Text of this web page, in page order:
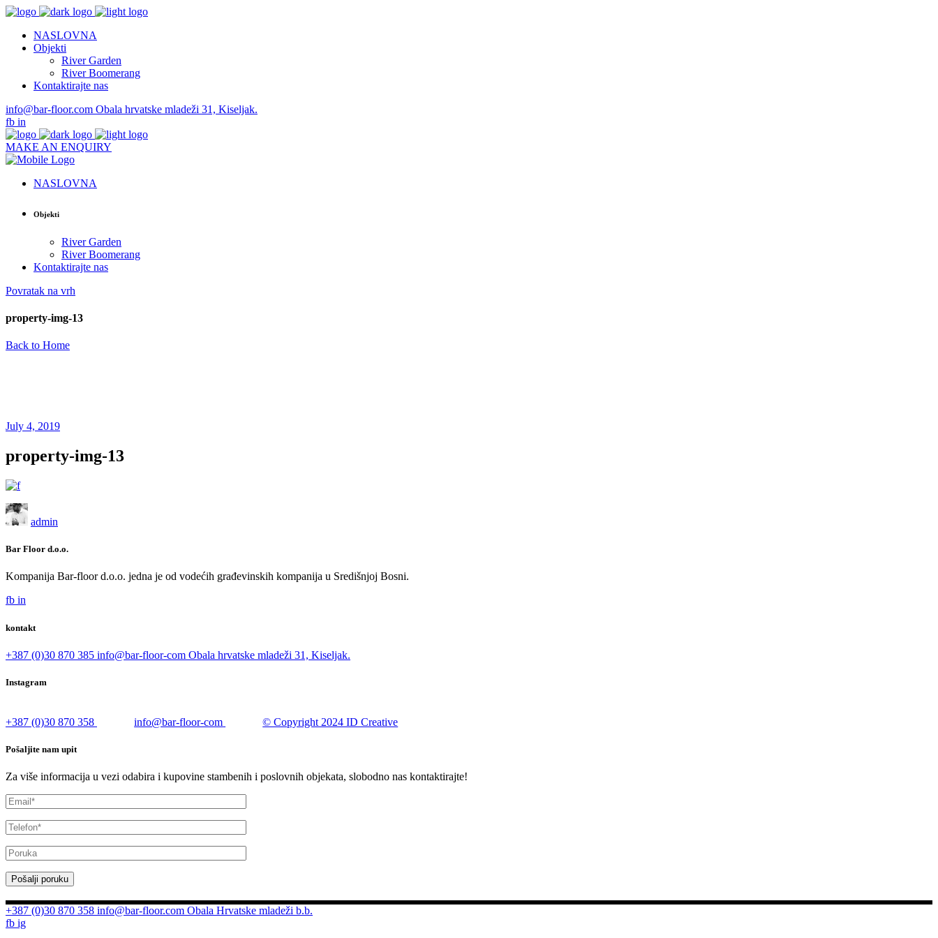
NASLOVNA
Objekti
River Garden
River Boomerang
Kontaktirajte nas
info@bar-floor.com Obala hrvatske mladeži 31, Kiseljak.
fb in
MAKE AN ENQUIRY
NASLOVNA
Objekti
River Garden
River Boomerang
Kontaktirajte nas
Povratak na vrh
property-img-13
Back to Home
July 4, 2019
property-img-13
admin
Bar Floor d.o.o.
Kompanija Bar-floor d.o.o. jedna je od vodećih građevinskih kompanija u Središnjoj Bosni.
fb in
kontakt
+387 (0)30 870 385 info@bar-floor-com Obala hrvatske mladeži 31, Kiseljak.
Instagram
+387 (0)30 870 358 info@bar-floor-com © Copyright 2024 ID Creative
Pošaljite nam upit
Za više informacija u vezi odabira i kupovine stambenih i poslovnih objekata, slobodno nas kontaktirajte!
Pošalji poruku
+387 (0)30 870 358 info@bar-floor.com Obala Hrvatske mladeži b.b.
fb ig